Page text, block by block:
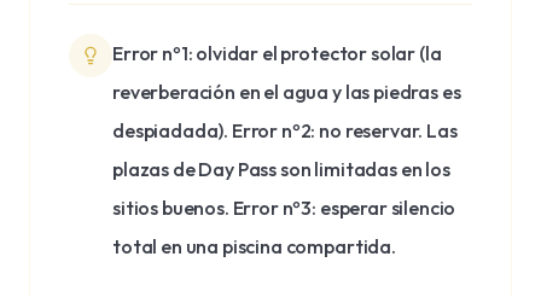
Error nº1: olvidar el protector solar (la
reverberación en el agua y las piedras es
despiadada). Error nº2: no reservar. Las
plazas de Day Pass son limitadas en los
sitios buenos. Error nº3: esperar silencio
total en una piscina compartida.